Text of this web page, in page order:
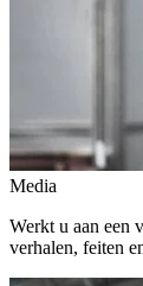
Media
Werkt u aan een
verhalen, feiten